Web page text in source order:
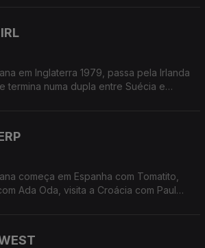
em Inglaterra 1979, passa pela Irlanda
termina numa dupla entre Suécia e
começa em Espanha com Tomatito,
Ada Oda, visita a Croácia com Paul